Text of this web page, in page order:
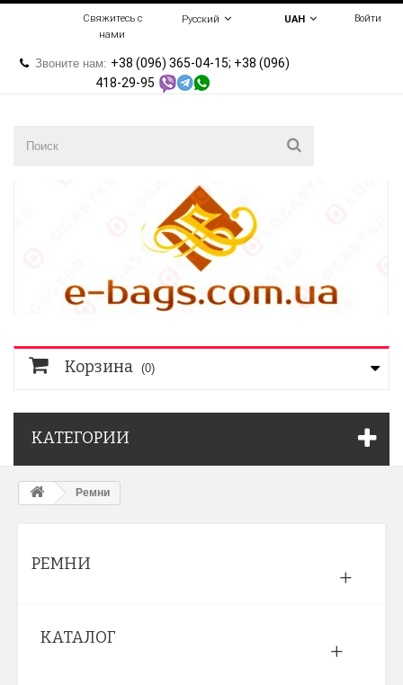
Войти
UAH
Русский
Свяжитесь с
нами
Звоните нам: +38 (096) 365-04-15; +38 (096)
418-29-95
Корзина (0)
КАТЕГОРИИ
Ремни
РЕМНИ
КАТАЛОГ